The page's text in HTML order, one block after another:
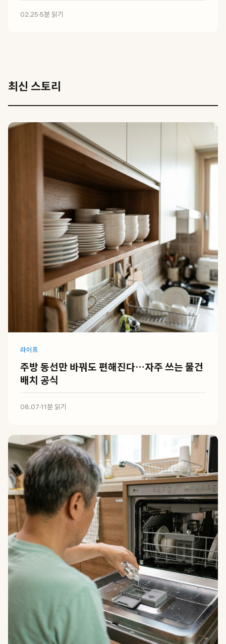
02.25·5분 읽기
최신 스토리
라이프
주방 동선만 바꿔도 편해진다…자주 쓰는 물건
배치 공식
08.07·11분 읽기